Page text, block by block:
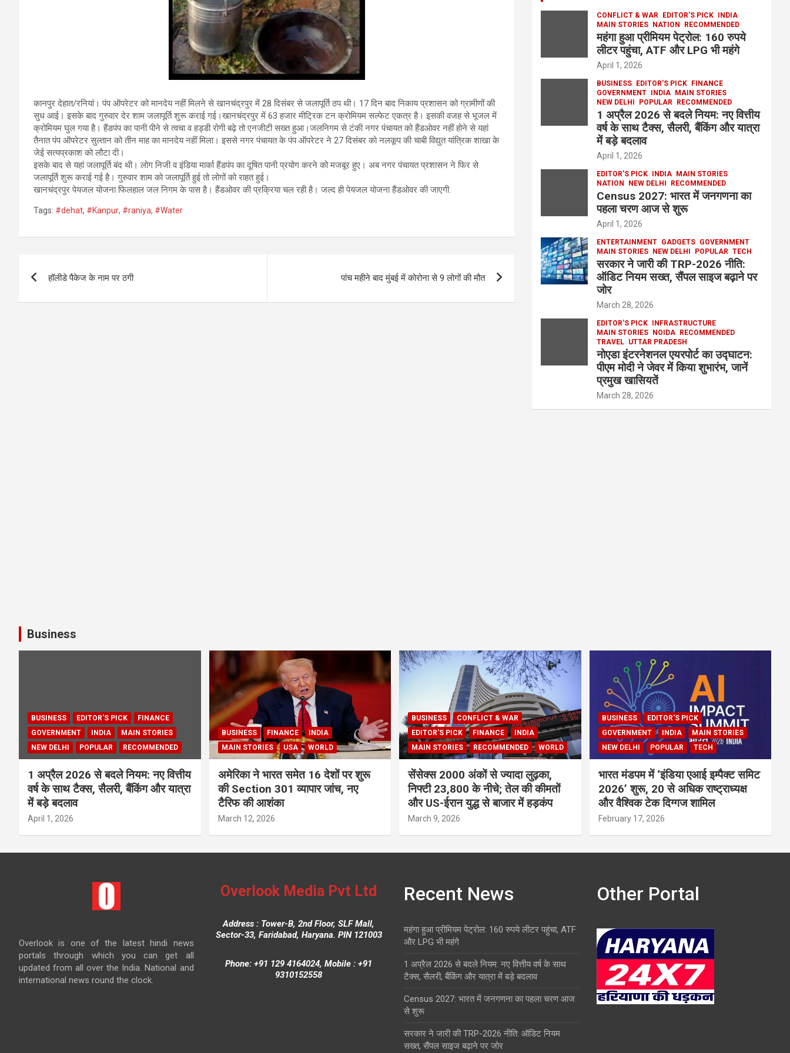
कानपुर देहात/रनियां। पंप ऑपरेटर को मानदेय नहीं मिलने से खानचंद्रपुर में 28 दिसंबर से जलापूर्ति ठप थी। 17 दिन बाद निकाय प्रशासन को ग्रामीणों की
सुध आई। इसके बाद गुरुवार देर शाम जलापूर्ति शुरू कराई गई।खानचंद्रपुर में 63 हजार मीट्रिक टन क्रोमियम सल्फेट एकत्र है। इसकी वजह से भूजल में
क्रोमियम घुल गया है। हैंडपंप का पानी पीने से त्वचा व हड्डी रोगी बढ़े तो एनजीटी सख्त हुआ।जलनिगम से टंकी नगर पंचायत को हैंडओवर नहीं होने से यहां
तैनात पंप ऑपरेटर सुल्तान को तीन माह का मानदेय नहीं मिला। इससे नगर पंचायत के पंप ऑपरेटर ने 27 दिसंबर को नलकूप की चाबी विद्युत यांत्रिक शाखा के
जेई सत्यप्रकाश को लौटा दी।
इसके बाद से यहां जलापूर्ति बंद थी। लोग निजी व इंडिया मार्का हैंडपंप का दूषित पानी प्रयोग करने को मजबूर हुए। अब नगर पंचायत प्रशासन ने फिर से
जलापूर्ति शुरू कराई गई है। गुरुवार शाम को जलापूर्ति हुई तो लोगों को राहत हुई।
खानचंद्रपुर पेयजल योजना फिलहाल जल निगम के पास है। हैंडओवर की प्रक्रिया चल रही है। जल्द ही पेयजल योजना हैंडओवर की जाएगी.
Tags: #dehat, #Kanpur, #raniya, #Water
हॉलीडे पैकेज के नाम पर ठगी पांच महीने बाद मुंबई में कोरोना से 9 लोगों की मौत
CONFLICT & WAR EDITOR'S PICK INDIA
MAIN STORIES NATION RECOMMENDED
महंगा हुआ प्रीमियम पेट्रोल: 160 रुपये
लीटर पहुंचा, ATF और LPG भी महंगे
April 1, 2026
BUSINESS EDITOR'S PICK FINANCE
GOVERNMENT INDIA MAIN STORIES
NEW DELHI
POPULAR RECOMMENDED
1 अप्रैल 2026 से बदले नियम: नए वित्तीय
वर्ष के साथ टैक्स, सैलरी, बैंकिंग और यात्रा
में बड़े बदलाव
April 1, 2026
EDITOR'S PICK INDIA MAIN STORIES
NATION
NEW DELHI RECOMMENDED
Census 2027: भारत में जनगणना का
पहला चरण आज से शुरू
April 1, 2026
ENTERTAINMENT GADGETS GOVERNMENT
MAIN STORIES NEW DELHI POPULAR TECH
सरकार ने जारी की TRP-2026 नीति:
ऑडिट नियम सख्त, सैंपल साइज बढ़ाने पर
जोर
March 28, 2026
EDITOR'S PICK INFRASTRUCTURE
MAIN STORIES NOIDA RECOMMENDED
TRAVEL UTTAR PRADESH
नोएडा इंटरनेशनल एयरपोर्ट का उद्घाटन:
पीएम मोदी ने जेवर में किया शुभारंभ, जानें
प्रमुख खासियतें
March 28, 2026
Business
BUSINESS EDITOR'S PICK
FINANCE
GOVERNMENT
INDIA
MAIN STORIES
NEW DELHI
POPULAR RECOMMENDED
1 अप्रैल 2026 से बदले नियम: नए वित्तीय
वर्ष के साथ टैक्स, सैलरी, बैंकिंग और यात्रा
में बड़े बदलाव
April 1, 2026
BUSINESS FINANCE
INDIA
MAIN STORIES
USA WORLD
अमेरिका ने भारत समेत 16 देशों पर शुरू
की Section 301 व्यापार जांच, नए
टैरिफ की आशंका
March 12, 2026
BUSINESS
CONFLICT & WAR
EDITOR'S PICK
FINANCE
INDIA
MAIN STORIES
RECOMMENDED WORLD
सेंसेक्स 2000 अंकों से ज्यादा लुढ़का,
निफ्टी 23,800 के नीचे; तेल की कीमतों
और US-ईरान युद्ध से बाजार में हड़कंप
March 9, 2026
BUSINESS
EDITOR'S PICK
GOVERNMENT
INDIA
MAIN STORIES
NEW DELHI
POPULAR TECH
भारत मंडपम में ‘इंडिया एआई इम्पैक्ट समिट
2026’ शुरू, 20 से अधिक राष्ट्राध्यक्ष
और वैश्विक टेक दिग्गज शामिल
February 17, 2026
Overlook is one of the latest hindi news
portals through which you can get all
updated from all over the India. National and
international news round the clock.
Overlook Media Pvt Ltd
Address : Tower-B, 2nd Floor, SLF Mall,
Sector-33, Faridabad, Haryana. PIN 121003
Phone: +91 129 4164024, Mobile : +91
9310152558
Recent News
महंगा हुआ प्रीमियम पेट्रोल: 160 रुपये लीटर पहुंचा, ATF
और LPG भी महंगे
1 अप्रैल 2026 से बदले नियम: नए वित्तीय वर्ष के साथ
टैक्स, सैलरी, बैंकिंग और यात्रा में बड़े बदलाव
Census 2027: भारत में जनगणना का पहला चरण आज
से शुरू
सरकार ने जारी की TRP-2026 नीति: ऑडिट नियम
सख्त, सैंपल साइज बढ़ाने पर जोर
Other Portal